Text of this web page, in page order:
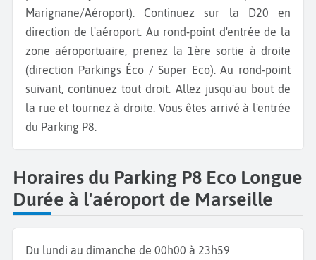
Marignane/Aéroport). Continuez sur la D20 en
direction de l'aéroport. Au rond-point d'entrée de la
zone aéroportuaire, prenez la 1ère sortie à droite
(direction Parkings Éco / Super Eco). Au rond-point
suivant, continuez tout droit. Allez jusqu'au bout de
la rue et tournez à droite. Vous êtes arrivé à l'entrée
du Parking P8.
Horaires du Parking P8 Eco Longue
Durée à l'aéroport de Marseille
Du lundi au dimanche de 00h00 à 23h59